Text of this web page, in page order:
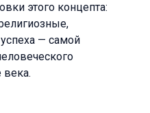
этого концепта:
— самой
века.